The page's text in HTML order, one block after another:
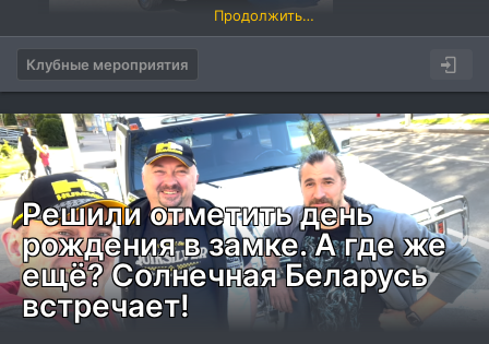
Продолжить…
Клубные мероприятия
Решили отметить день
рождения в замке. А где же
ещё? Солнечная Беларусь
встречает!